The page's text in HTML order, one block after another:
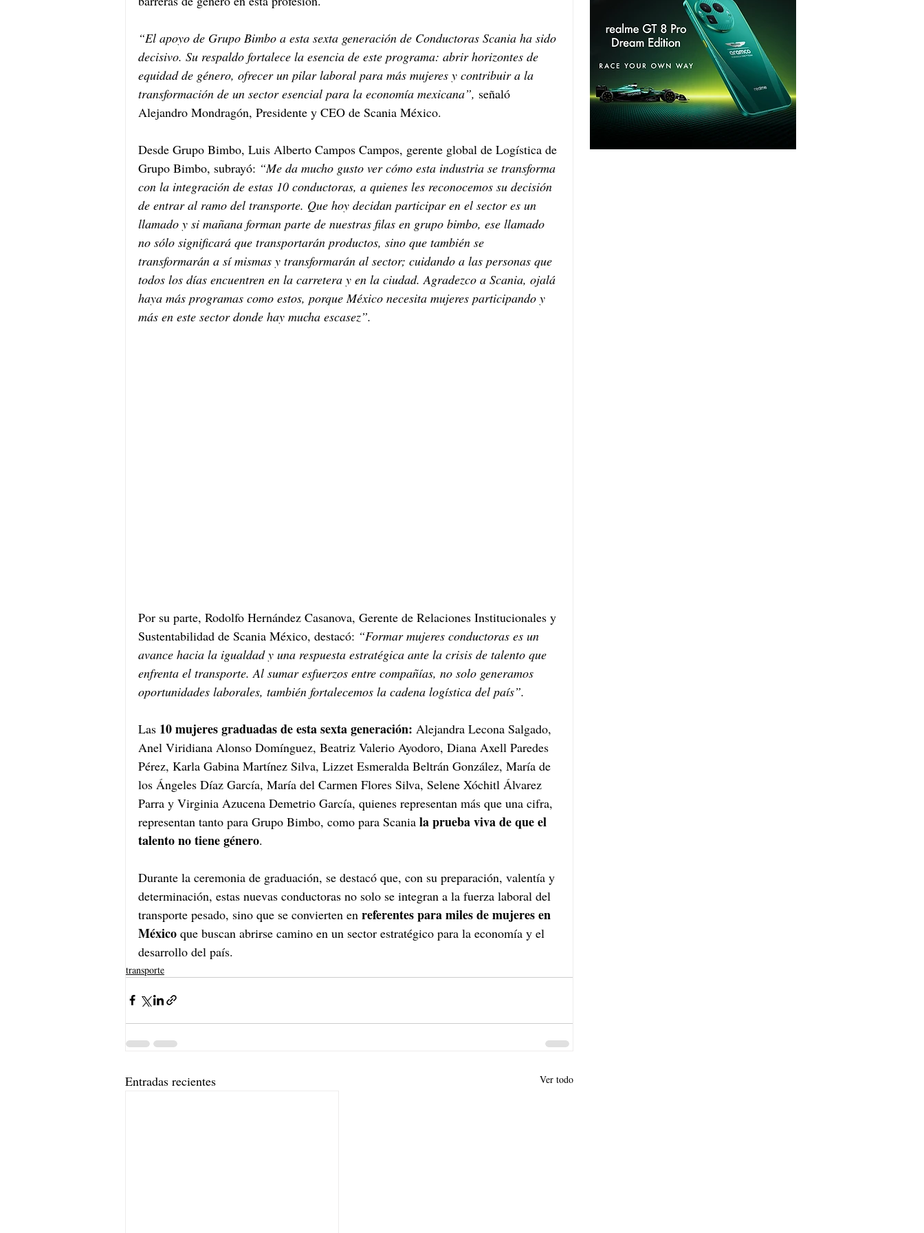
“El apoyo de Grupo Bimbo a esta sexta generación de Conductoras Scania ha sido
decisivo. Su respaldo fortalece la esencia de este programa: abrir horizontes de
equidad de género, ofrecer un pilar laboral para más mujeres y contribuir a la
transformación de un sector esencial para la economía mexicana”, señaló
Alejandro Mondragón, Presidente y CEO de Scania México.
Desde Grupo Bimbo, Luis Alberto Campos Campos, gerente global de Logística de
Grupo Bimbo, subrayó: “Me da mucho gusto ver cómo esta industria se transforma
con la integración de estas 10 conductoras, a quienes les reconocemos su decisión
de entrar al ramo del transporte. Que hoy decidan participar en el sector es un
llamado y si mañana forman parte de nuestras filas en grupo bimbo, ese llamado
no sólo significará que transportarán productos, sino que también se
transformarán a sí mismas y transformarán al sector; cuidando a las personas que
todos los días encuentren en la carretera y en la ciudad. Agradezco a Scania, ojalá
haya más programas como estos, porque México necesita mujeres participando y
más en este sector donde hay mucha escasez”.
Por su parte, Rodolfo Hernández Casanova, Gerente de Relaciones Institucionales y
Sustentabilidad de Scania México, destacó: “Formar mujeres conductoras es un
avance hacia la igualdad y una respuesta estratégica ante la crisis de talento que
enfrenta el transporte. Al sumar esfuerzos entre compañías, no solo generamos
oportunidades laborales, también fortalecemos la cadena logística del país”.
Las 10 mujeres graduadas de esta sexta generación: Alejandra Lecona Salgado,
Anel Viridiana Alonso Domínguez, Beatriz Valerio Ayodoro, Diana Axell Paredes
Pérez, Karla Gabina Martínez Silva, Lizzet Esmeralda Beltrán González, María de
los Ángeles Díaz García, María del Carmen Flores Silva, Selene Xóchitl Álvarez
Parra y Virginia Azucena Demetrio García, quienes representan más que una cifra,
representan tanto para Grupo Bimbo, como para Scania la prueba viva de que el
talento no tiene género.
Durante la ceremonia de graduación, se destacó que, con su preparación, valentía y
determinación, estas nuevas conductoras no solo se integran a la fuerza laboral del
transporte pesado, sino que se convierten en referentes para miles de mujeres en
México que buscan abrirse camino en un sector estratégico para la economía y el
desarrollo del país.
transporte
Entradas recientes Ver todo